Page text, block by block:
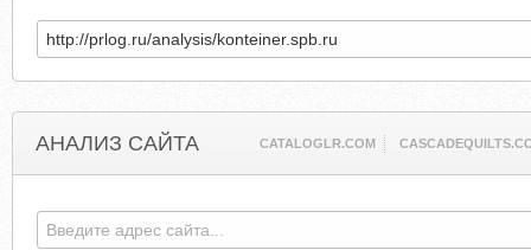
АНАЛИЗ САЙТА CATALOGLR.COM